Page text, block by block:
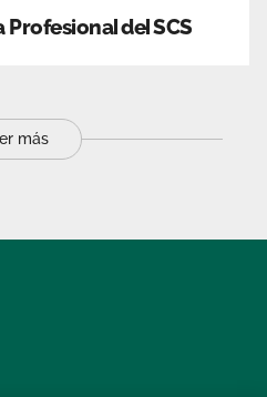
Profesional del SCS
más